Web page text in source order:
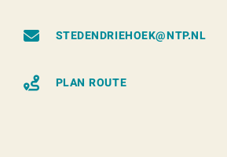
STEDENDRIEHOEK@NTP.NL
PLAN ROUTE